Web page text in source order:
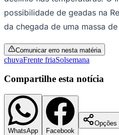
Corinthians
possibilidade de geadas na
da chegada de uma massa
Comunicar erro nesta matéria
chuvaFrente friaSolsemana
Compartilhe esta notícia
WhatsApp Facebook
Opções